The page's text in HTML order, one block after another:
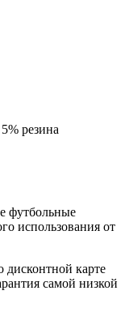
резина
футбольные
использования от
дисконтной карте
самой низкой